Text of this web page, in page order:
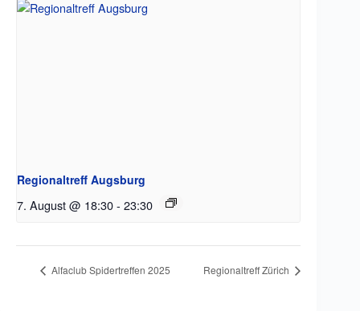
Regionaltreff Augsburg
7. August @ 18:30- 23:30
Alfaclub Spidertreffen 2025 Regionaltreff Zürich